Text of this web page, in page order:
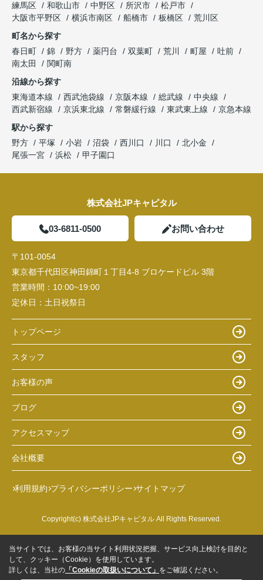
練馬区
和歌山市 中野区 所沢市
松戸市
大阪市平野区
横浜市南区 船橋市 板橋区
荒川区
町名から探す
春日町
錦 野方 薬円台 双葉町 荒川 町屋
吐前
南太田
関町南
沿線から探す
東海道本線
西武池袋線 京阪本線 総武線
中央線
西武新宿線
京浜東北線 常磐緩行線 東武東上線
京急本線
駅から探す
野方
平塚 小岩 沼袋 西川口 川口
北小金
尾張一宮
浜松 甲子園口
株式会社JPキャピタル
03-6811-0500 お問い合わせ
〒101-0054
東京都千代田区神田錦町１丁目4-8 ブロケードビル 3階
営業時間： 10:00~19:00
定休日： 土日祝祭日
トップページ
スタッフ
お客様の声
ブログ
アクセスマップ
会社概要
利用規約 プライバシーポリシー サイトマップ
Copyright(c) 株式会社JPキャピタル All Rights Reserved.
当サイトでは、お客様の当サイト利用状況把握、サービス向上検討を目的と
して、クッキー（Cookie）を使用しています。
詳しくは、当社の 「Cookieの取扱いについて」 をご確認ください。